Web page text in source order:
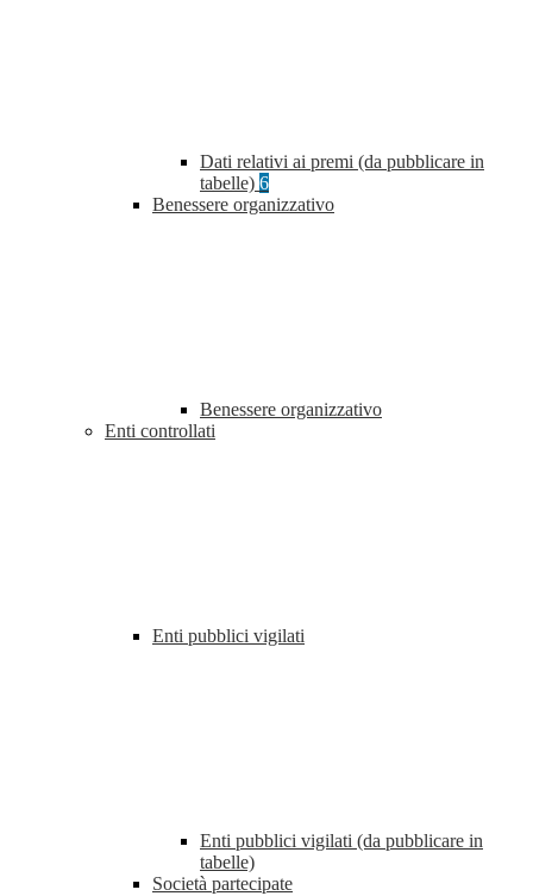
Dati relativi ai premi (da pubblicare in
tabelle) 6
Benessere organizzativo
Benessere organizzativo
Enti controllati
Enti pubblici vigilati
Enti pubblici vigilati (da pubblicare in
tabelle)
Società partecipate